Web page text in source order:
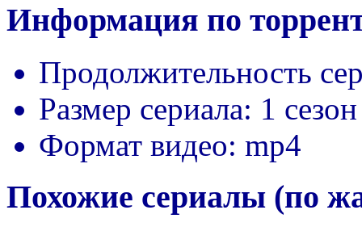
Информация по
Продолжительность
Размер сериала: 1
Формат видео: mp4
Похожие сериалы (по